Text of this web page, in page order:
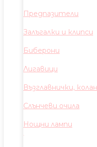
Предпазители
Залъгалки и клипси
Биберони
Лигавици
Възглавнички,
Слънчеви очила
Нощни лампи